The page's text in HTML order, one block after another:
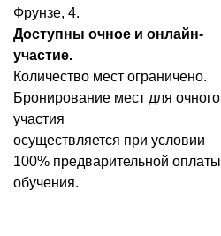
Фрунзе, 4.
Доступны очное и онлайн-
участие.
Количество мест ограничено.
Бронирование мест для очного
участия
осуществляется при условии
100% предварительной оплаты
обучения.